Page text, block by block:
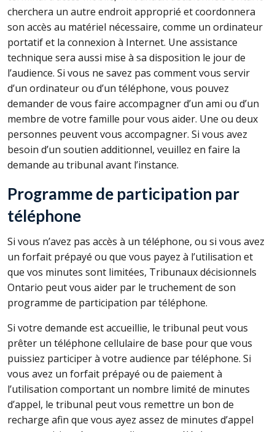
cherchera un autre endroit approprié et coordonnera
son accès au matériel nécessaire, comme un ordinateur
portatif et la connexion à Internet. Une assistance
technique sera aussi mise à sa disposition le jour de
l’audience. Si vous ne savez pas comment vous servir
d’un ordinateur ou d’un téléphone, vous pouvez
demander de vous faire accompagner d’un ami ou d’un
membre de votre famille pour vous aider. Une ou deux
personnes peuvent vous accompagner. Si vous avez
besoin d’un soutien additionnel, veuillez en faire la
demande au tribunal avant l’instance.
Programme de participation par
téléphone
Si vous n’avez pas accès à un téléphone, ou si vous avez
un forfait prépayé ou que vous payez à l’utilisation et
que vos minutes sont limitées, Tribunaux décisionnels
Ontario peut vous aider par le truchement de son
programme de participation par téléphone.
Si votre demande est accueillie, le tribunal peut vous
prêter un téléphone cellulaire de base pour que vous
puissiez participer à votre audience par téléphone. Si
vous avez un forfait prépayé ou de paiement à
l’utilisation comportant un nombre limité de minutes
d’appel, le tribunal peut vous remettre un bon de
recharge afin que vous ayez assez de minutes d’appel